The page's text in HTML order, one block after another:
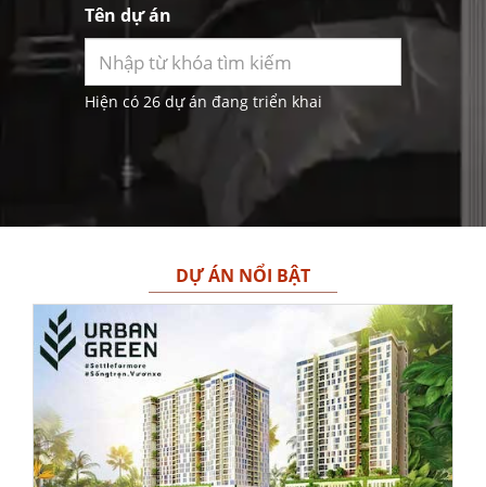
Tên dự án
Hiện có 26 dự án đang triển khai
DỰ ÁN NỔI BẬT